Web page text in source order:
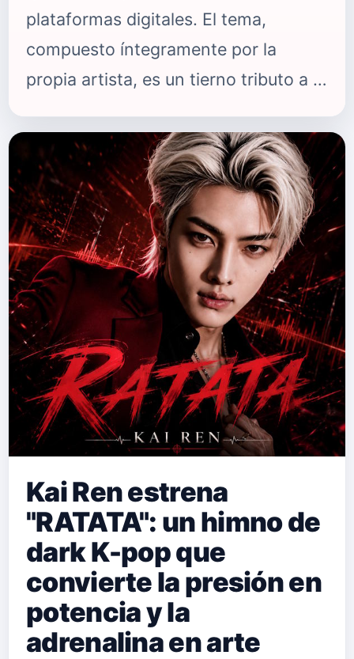
plataformas digitales. El tema,
compuesto íntegramente por la
propia artista, es un tierno tributo a la
su madre. Con este lanzamiento,
Leonor demuestra que su talento
para la composición y la
interpretación va más allá de su corta
edad, consolidándose como una de
las promesas más interesantes de la
nueva generación de artistas del sur.
"Ella" es una balada impregnada de
sensibilidad, donde la artista ex…
Kai Ren estrena
"RATATA": un himno de
dark K-pop que
convierte la presión en
potencia y la
adrenalina en arte